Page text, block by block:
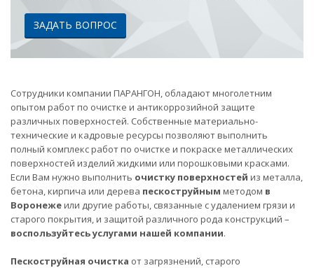
ЗАДАТЬ ВОПРОС
Сотрудники компании ПАРАНГОН, обладают многолетним
опытом работ по очистке и антикоррозийной защите
различных поверхностей. Собственные материально-
технические и кадровые ресурсы позволяют выполнить
полный комплекс работ по очистке и покраске металлических
поверхностей изделий жидкими или порошковыми красками.
Если Вам нужно выполнить очистку поверхностей из металла,
бетона, кирпича или дерева пескоструйным методом в
Воронежеили другие работы, связанные с удалением грязи и
старого покрытия, и защитой различного рода конструкций –
воспользуйтесь услугами нашей компании.
Пескоструйная очистка от загрязнений, старого